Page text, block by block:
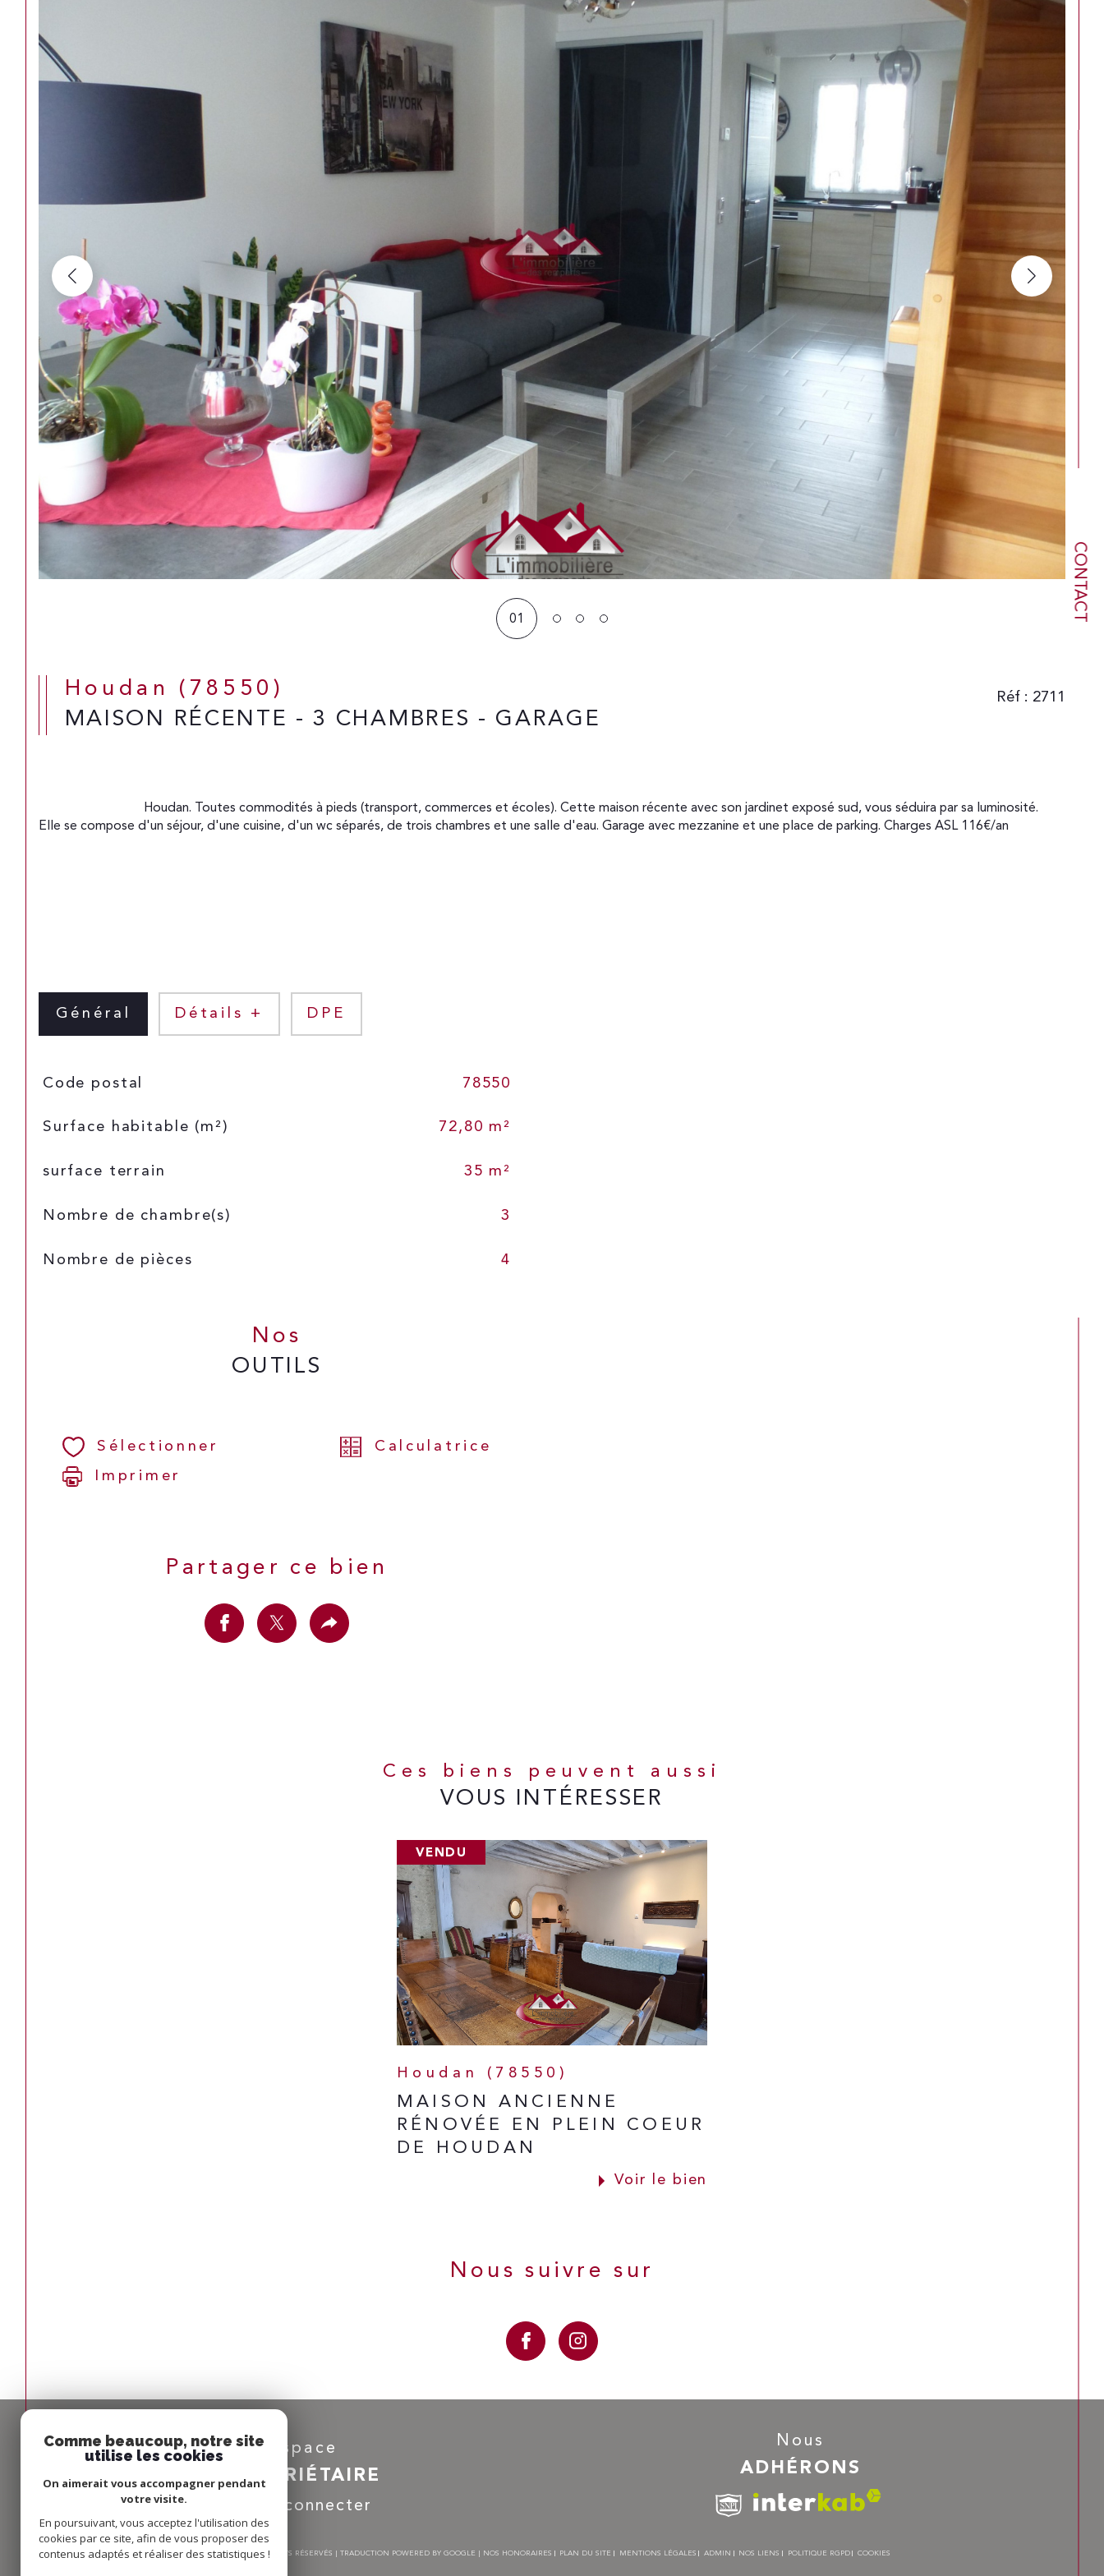
CONTACT
01
Houdan (78550)
MAISON RÉCENTE - 3 CHAMBRES - GARAGE
Réf : 2711
Elle se compose d'un séjour, d'une cuisine, d'un wc séparés, de trois chambres et une salle d'eau. Garage avec mezzanine et une place de parking. Charges ASL 116€/an
Général Détails + DPE
TRAD_SIROCCO_Caracteristique
Code postal 78550
Surface habitable (m²) 72,80 m²
surface terrain 35 m²
Nombre de chambre(s) 3
Nombre de pièces 4
Nos
OUTILS
Sélectionner
Calculatrice
Imprimer
Partager ce bien
Ces biens peuvent aussi
VOUS INTÉRESSER
VENDU
Houdan (78550)
MAISON ANCIENNE
RÉNOVÉE EN PLEIN COEUR
DE HOUDAN
Voir le bien
Nous suivre sur
Espace
PROPRIÉTAIRE
Se connecter
Nous
ADHÉRONS
© 2026 | TOUS DROITS RÉSERVÉS | TRADUCTION POWERED BY GOOGLE | NOS HONORAIRES PLAN DU SITE MENTIONS LÉGALES ADMIN NOS LIENS POLITIQUE RGPD COOKIES
Comme beaucoup, notre site
utilise les cookies
On aimerait vous accompagner pendant
votre visite.
En poursuivant, vous acceptez l'utilisation des
cookies par ce site, afin de vous proposer des
contenus adaptés et réaliser des statistiques !